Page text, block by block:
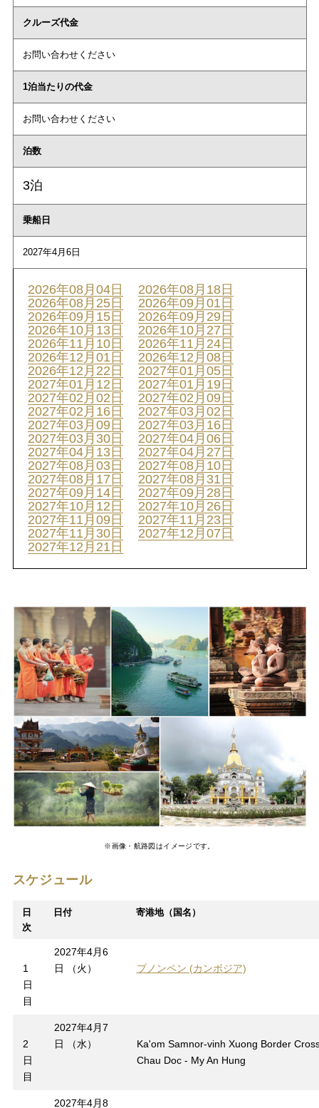
クルーズ代金
お問い合わせください
1泊当たりの代金
お問い合わせください
泊数
3泊
乗船日
2027年4月6日
2026年08月04日
2026年08月18日
2026年08月25日
2026年09月01日
2026年09月15日
2026年09月29日
2026年10月13日
2026年10月27日
2026年11月10日
2026年11月24日
2026年12月01日
2026年12月08日
2026年12月22日
2027年01月05日
2027年01月12日
2027年01月19日
2027年02月02日
2027年02月09日
2027年02月16日
2027年03月02日
2027年03月09日
2027年03月16日
2027年03月30日
2027年04月06日
2027年04月13日
2027年04月27日
2027年08月03日
2027年08月10日
2027年08月17日
2027年08月31日
2027年09月14日
2027年09月28日
2027年10月12日
2027年10月26日
2027年11月09日
2027年11月23日
2027年11月30日
2027年12月07日
2027年12月21日
※画像・航路図はイメージです。
スケジュール
日
次
日付 寄港地（国名）
1
日
目
2027年4月6
日 （火）
プノンペン (カンボジア)
2
日
目
2027年4月7
日 （水）
Ka'om Samnor-vinh Xuong Border
Chau Doc - My An Hung
2027年4月8